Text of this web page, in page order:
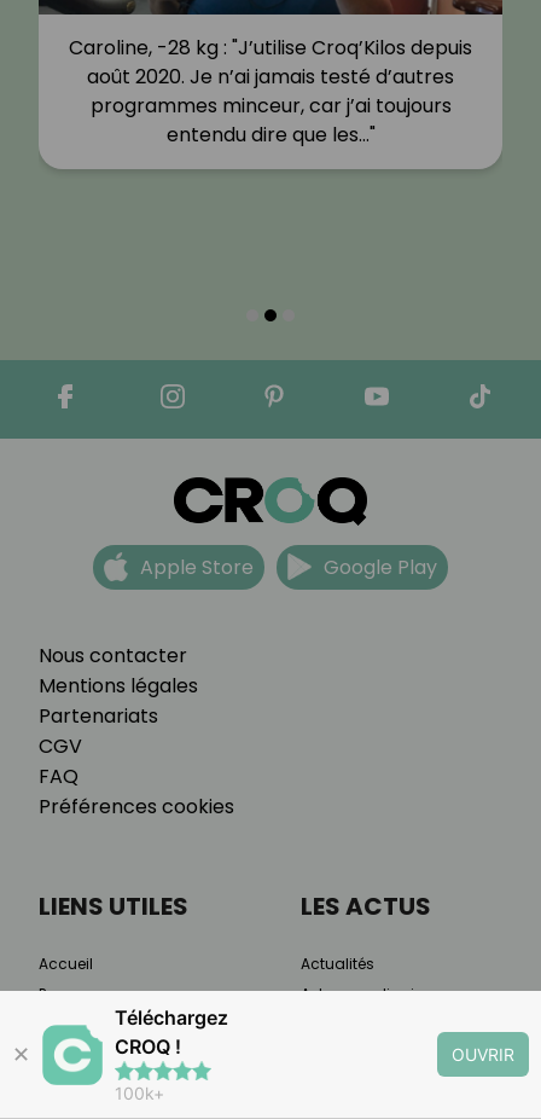
Caroline, -28 kg : "J’utilise Croq’Kilos depuis
août 2020. Je n’ai jamais testé d’autres
programmes minceur, car j’ai toujours
entendu dire que les…"
Nous contacter
Mentions légales
Partenariats
CGV
FAQ
Préférences cookies
Apple Store Google Play
LIENS UTILES
Accueil
Programme
Tarifs
Témoignages
S'inscrire
Méthode
LES ACTUS
Actualités
Astuces culinaires
Recettes
✕
Téléchargez
CROQ !
100k+
OUVRIR